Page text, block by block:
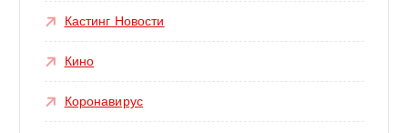
Кастинг Новости
Кино
Коронавирус